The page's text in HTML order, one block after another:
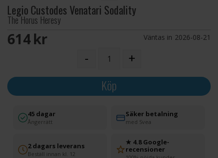
Legio Custodes Venatari Sodality
The Horus Heresy
614 SEK Väntas in 2026-08-21
- +
Köp
45 dagar
Ångerrätt
Säker betalning
med Svea
2 dagars leverans
Beställ innan kl. 12
★ 4.8 Google-
recensioner